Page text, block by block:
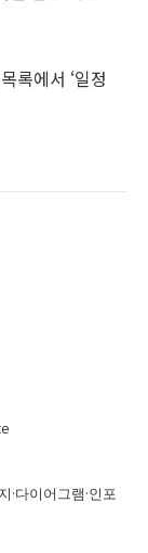
록에서 ‘일정
다이어그램·인포